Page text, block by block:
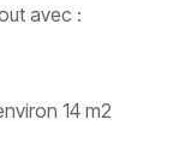
avec :
14 m2